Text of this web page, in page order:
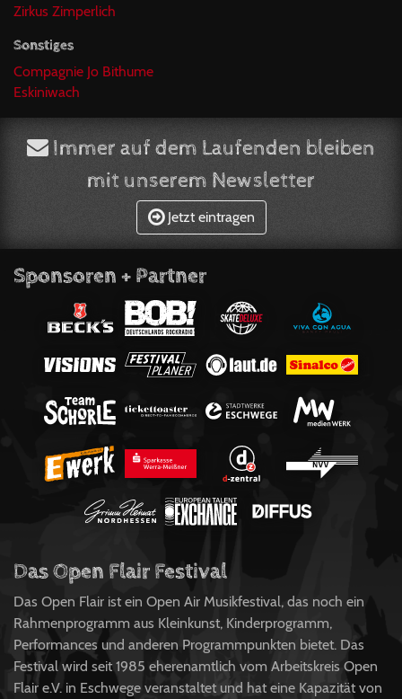
Zirkus Zimperlich
Sonstiges
Compagnie Jo Bithume
Eskiniwach
Immer auf dem Laufenden bleiben
mit unserem Newsletter
Jetzt eintragen
Sponsoren + Partner
Das Open Flair Festival
Das Open Flair ist ein Open Air Musikfestival, das noch ein
Rahmenprogramm aus Kleinkunst, Kinderprogramm,
Performances und anderen Programmpunkten bietet. Das
Festival wird seit 1985 eherenamtlich vom Arbeitskreis Open
Flair e.V. in Eschwege veranstaltet und hat eine Kapazität von